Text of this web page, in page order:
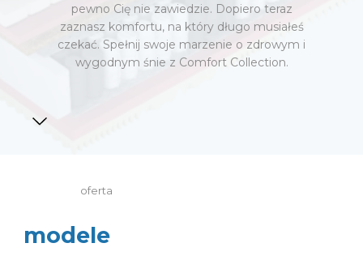
pewno Cię nie zawiedzie. Dopiero teraz
zaznasz komfortu, na który długo musiałeś
czekać. Spełnij swoje marzenie o zdrowym i
wygodnym śnie z Comfort Collection.
oferta
modele